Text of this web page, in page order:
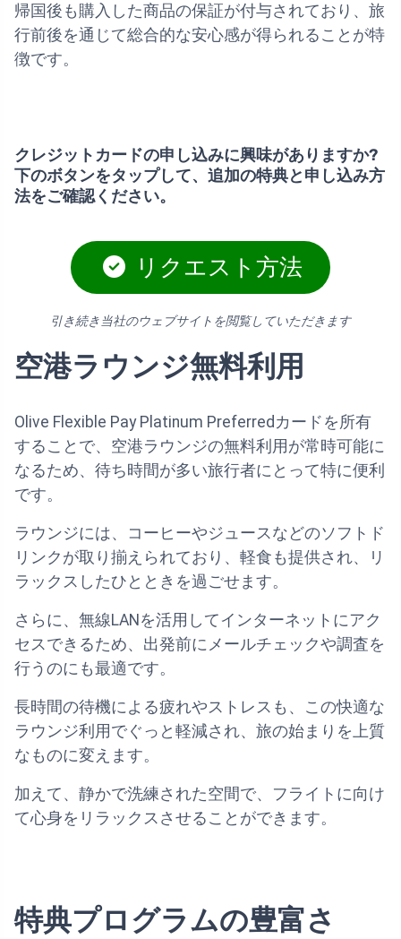
帰国後も購入した商品の保証が付与されており、旅
行前後を通じて総合的な安心感が得られることが特
徴です。
クレジットカードの申し込みに興味がありますか?
下のボタンをタップして、追加の特典と申し込み方
法をご確認ください。
リクエスト方法
引き続き当社のウェブサイトを閲覧していただきます
空港ラウンジ無料利用
Olive Flexible Pay Platinum Preferredカードを所有
することで、空港ラウンジの無料利用が常時可能に
なるため、待ち時間が多い旅行者にとって特に便利
です。
ラウンジには、コーヒーやジュースなどのソフトド
リンクが取り揃えられており、軽食も提供され、リ
ラックスしたひとときを過ごせます。
さらに、無線LANを活用してインターネットにアク
セスできるため、出発前にメールチェックや調査を
行うのにも最適です。
長時間の待機による疲れやストレスも、この快適な
ラウンジ利用でぐっと軽減され、旅の始まりを上質
なものに変えます。
加えて、静かで洗練された空間で、フライトに向け
て心身をリラックスさせることができます。
特典プログラムの豊富さ